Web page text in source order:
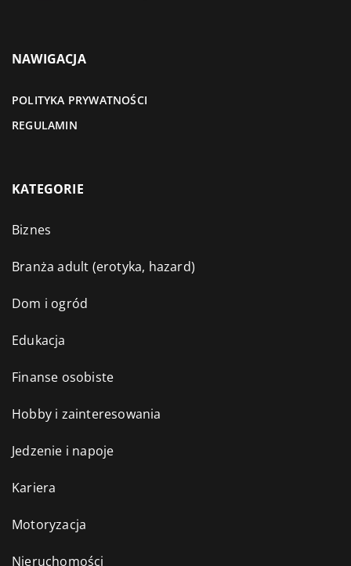
NAWIGACJA
POLITYKA PRYWATNOŚCI
REGULAMIN
KATEGORIE
Biznes
Branża adult (erotyka, hazard)
Dom i ogród
Edukacja
Finanse osobiste
Hobby i zainteresowania
Jedzenie i napoje
Kariera
Motoryzacja
Nieruchomości